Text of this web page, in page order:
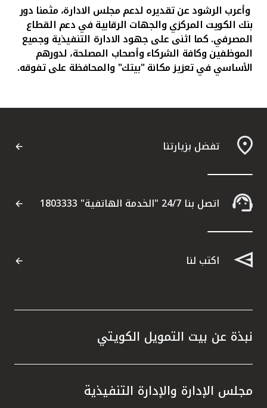
وأعرب الرشود عن تقديره لدعم مجلس الادارة، مثمنا دور
بنك الكويت المركزي والجهات الرقابية في دعم القطاع
المصرفي. كما اثنى على جهود الادارة التنفيذية وجميع
الموظفين وكافة الشركاء وأصحاب المصلحة، لدورهم
الأساسي في تعزيز مكانة "بيتك" والمحافظة على تفوقه.
تفضل بزيارتنا
اتصل بنا 24/7 "الخدمة الهاتفية" 1803333
اكتب لنا
نبذة عن بيت التمويل الكويتي
مجلس الإدارة والإدارة التنفيذية